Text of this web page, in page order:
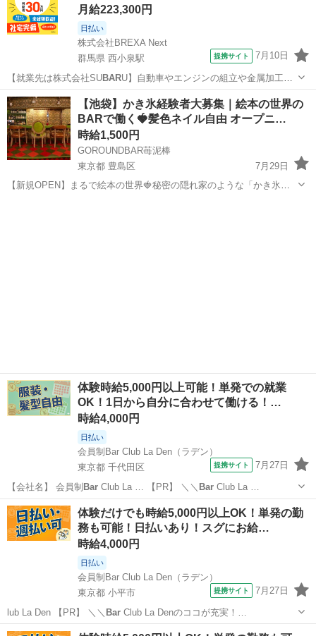
月給223,300円
日払い
株式会社BREXA Next
群馬県 西小泉駅
提携サイト 7月10日
【就業先は株式会社SUBARU】自動車やエンジンの組立や金属加工！
備品付き寮完備！赴任旅費会社負担★業績賞与＆昇給あり！未経験活
躍中★人気の土日休み！車・バイク・自転車通勤可★《群馬県太田
市・邑楽群》 人気の工場のお仕事 ...
群馬 西小泉駅 その他
【池袋】かき氷経験者大募集｜絵本の世界の
BARで働く🍓髪色ネイル自由 オープニ…
時給1,500円
GOROUNDBAR苺泥棒
東京都 豊島区
7月29日
【新規OPEN】まるで絵本の世界🍓秘密の隠れ家のような「かき氷屋
体験時給5,000円以上可能！単発での就業
OK！1日から自分に合わせて働ける！…
時給4,000円
日払い
会員制Bar Club La Den（ラデン）
東京都 千代田区
提携サイト 7月27日
【会社名】 会員制 Bar Club La … 【PR】 ＼＼ BarClub La …
東京 千代田区 その他
体験だけでも時給5,000円以上OK！単発の勤
務も可能！日払いあり！スグにお給…
時給4,000円
日払い
会員制Bar Club La Den（ラデン）
東京都 小平市
提携サイト 7月27日
lub La Den 【PR】 ＼＼ BarClub La Denのココが充実！…
東京 小平市 その他